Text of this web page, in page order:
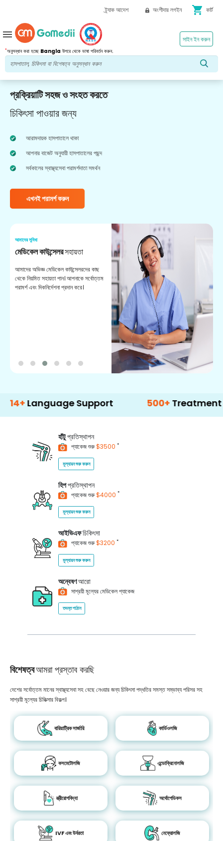
ট্র্যাক আদেশ অংশীদার লগইন shopping_cart কার্ট
*অনুসন্ধান করা হচ্ছে Bangla উপরে থেকে ভাষা পরিবর্তন করুন.
সাইন ইন করুন
menu
প্রক্রিয়াটি সহজ ও সংহত করতে
চিকিৎসা পাওয়ার জন্য
আরামদায়ক হাসপাতালে থাকা
আপনার বাজেট অনুযায়ী হাসপাতালের পছন্দ
সর্বকালের স্বাস্থ্যসেবা পরামর্শদাতা সমর্থন
এখনই পরামর্শ করুন
আমাদের সুবিধা
মেডিকেল কাউন্সেলরসহায়তা
আমাদের অভিজ্ঞ মেডিকেল কাউন্সেলরদের কাছ
থেকে নিয়মিত সহায়তা পান। আপনাকে সর্বোত্তম
পরামর্শ এবং দিকনির্দেশনা প্রদান করে।
Support Treatment
হাঁটুপ্রতিস্থাপন
প্যাকেজ শুরু$3500 *
মূল্যায়ন শুরু করুন
হিপপ্রতিস্থাপন
প্যাকেজ শুরু$4000 *
মূল্যায়ন শুরু করুন
আইভিএফচিকিৎসা
প্যাকেজ শুরু$3200 *
মূল্যায়ন শুরু করুন
অন্বেষণআরো
সাশ্রয়ী মূল্যের মেডিকেল প্যাকেজ
তদন্ত পাঠান
বিশেষত্বআমরা প্রস্তাব করছি
দেশের সর্বোত্তম মানের স্বাস্থ্যসেবা সহ বেছে নেওয়ার জন্য চিকিৎসা পদ্ধতির সমস্ত সম্ভাব্য পরিসর সহ
সাশ্রয়ী মূল্যের চিকিত্সার বিকল্প।
বারিয়াট্রিক সার্জারি কার্ডিওলজি
কসমেটোলজি এন্ডোক্রিনোলজি
স্ত্রীরোগবিদ্যা অর্থোপেডিকস
IVF এবং উর্বরতা নেফ্রোলজি